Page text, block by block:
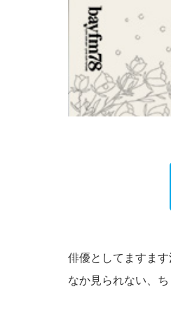
俳優としてますま
なか見られない、